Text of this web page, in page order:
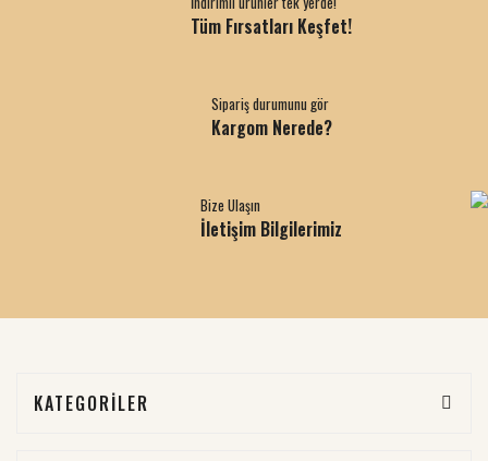
Tüm Fırsatları Keşfet!
Sipariş durumunu gör
Kargom Nerede?
Bize Ulaşın
İletişim Bilgilerimiz
KATEGORİLER